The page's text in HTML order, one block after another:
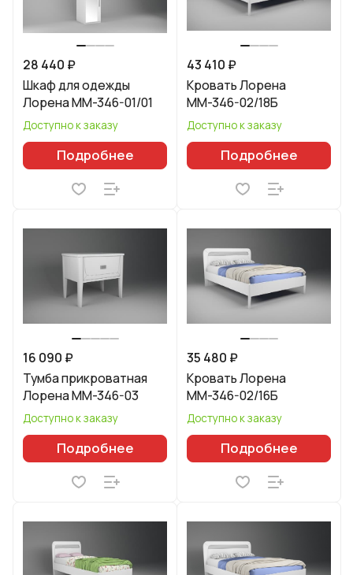
28 440 ₽
Шкаф для одежды
Лорена ММ-346-01/01
Доступно к заказу
Подробнее
43 410 ₽
Кровать Лорена
ММ-346-02/18Б
Доступно к заказу
Подробнее
16 090 ₽
Тумба прикроватная
Лорена ММ-346-03
Доступно к заказу
Подробнее
35 480 ₽
Кровать Лорена
ММ-346-02/16Б
Доступно к заказу
Подробнее